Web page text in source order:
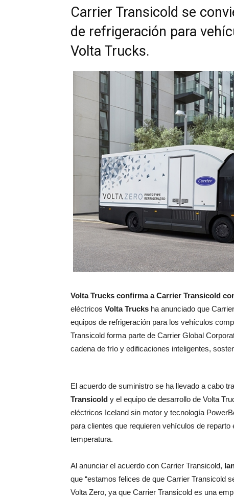
Carrier Transicold se
de refrigeración para
Volta Trucks.
Volta Trucks confirma a Carrier Transicold
eléctricos Volta Trucks ha anunciado que
equipos de refrigeración para los vehículos
Transicold forma parte de Carrier Global
cadena de frío y edificaciones inteligentes,
El acuerdo de suministro se ha llevado a cabo
Transicold y el equipo de desarrollo de Volta
eléctricos Iceland sin motor y tecnología
para clientes que requieren vehículos de
temperatura.
Al anunciar el acuerdo con Carrier Transicold,
que “estamos felices de que Carrier Transicold
Volta Zero, ya que Carrier Transicold es una